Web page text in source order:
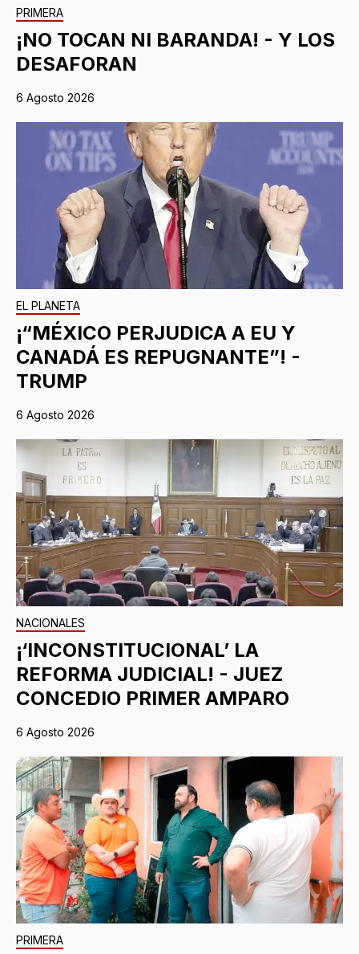
PRIMERA
¡NO TOCAN NI BARANDA! - Y LOS
DESAFORAN
6 Agosto 2026
EL PLANETA
¡“MÉXICO PERJUDICA A EU Y
CANADÁ ES REPUGNANTE”! -
TRUMP
6 Agosto 2026
NACIONALES
¡‘INCONSTITUCIONAL’ LA
REFORMA JUDICIAL! - JUEZ
CONCEDIO PRIMER AMPARO
6 Agosto 2026
PRIMERA